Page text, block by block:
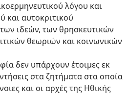
λόγου και
και αυτοκριτικού
ιδεών, των θρησκευτικών
θεωριών και κοινωνικών
δεν υπάρχουν έτοιμες εκ
στα ζητήματα στα οποία
και οι αρχές της Ηθικής